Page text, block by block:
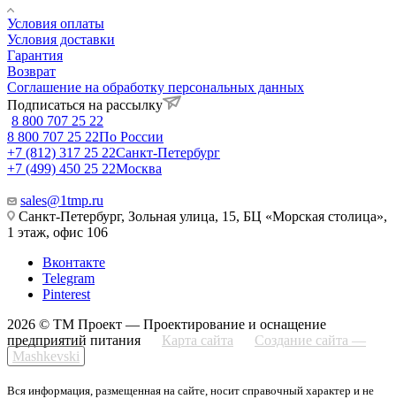
Условия оплаты
Условия доставки
Гарантия
Возврат
Соглашение на обработку персональных данных
Подписаться на рассылку
8 800 707 25 22
8 800 707 25 22По России
+7 (812) 317 25 22Санкт-Петербург
+7 (499) 450 25 22Москва
sales@1tmp.ru
Санкт-Петербург, Зольная улица, 15, БЦ «Морская столица»,
1 этаж, офис 106
Вконтакте
Telegram
Pinterest
2026 © ТМ Проект — Проектирование и оснащение
предприятий питания
Карта сайта
Создание сайта —
Mashkevski
Вся информация, размещенная на сайте, носит справочный характер и не